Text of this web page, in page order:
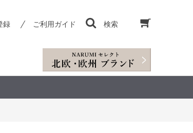
録 ご利用ガイド 検索